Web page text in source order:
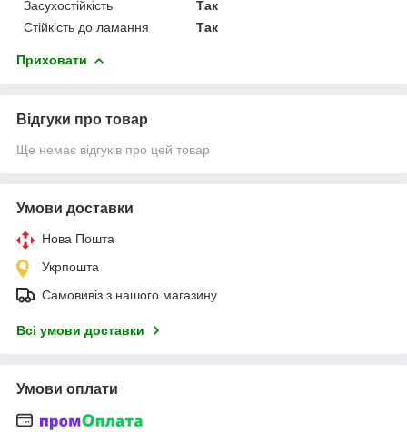
Засухостійкість
Так
Стійкість до ламання
Так
Приховати
Відгуки про товар
Ще немає відгуків про цей товар
Умови доставки
Нова Пошта
Укрпошта
Самовивіз з нашого магазину
Всі умови доставки
Умови оплати